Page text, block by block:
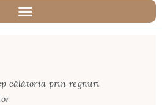
călătoria prin regnuri